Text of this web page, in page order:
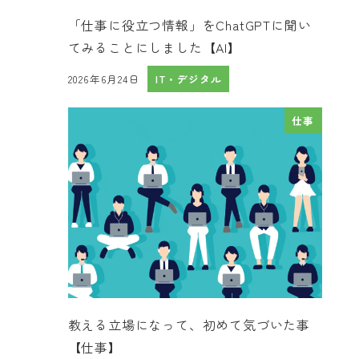
「仕事に役立つ情報」をChatGPTに聞い
てみることにしました【AI】
投稿日
2026年6月24日 IT・デジタル
仕事
教える立場になって、初めて気づいた事
【仕事】